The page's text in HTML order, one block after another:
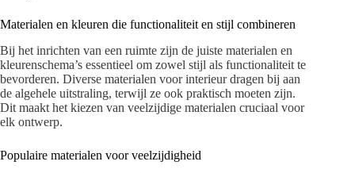
Materialen en kleuren die functionaliteit en stijl combineren
Bij het inrichten van een ruimte zijn de juiste materialen en
kleurenschema’s essentieel om zowel stijl als functionaliteit te
bevorderen. Diverse materialen voor interieur dragen bij aan
de algehele uitstraling, terwijl ze ook praktisch moeten zijn.
Dit maakt het kiezen van veelzijdige materialen cruciaal voor
elk ontwerp.
Populaire materialen voor veelzijdigheid